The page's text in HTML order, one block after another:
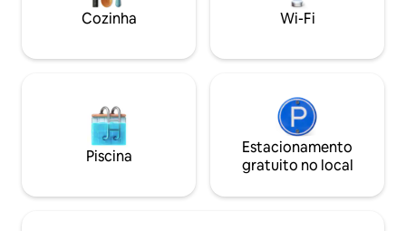
Cozinha Wi-Fi
Piscina
Estacionamento
gratuito no local